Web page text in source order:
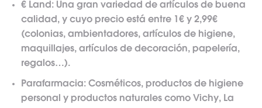
€ Land: Una gran variedad de artículos de buena
calidad, y cuyo precio está entre 1€ y 2,99€
(colonias, ambientadores, artículos de higiene,
maquillajes, artículos de decoración, papelería,
regalos…).
Parafarmacia: Cosméticos, productos de higiene
personal y productos naturales como Vichy, La